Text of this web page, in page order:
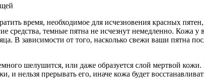
время, необходимое для исчезновения красных
средства, темные пятна не исчезнут немедленно. Кожа у
В зависимости от того, насколько свежи ваши пятна
шелушится, или даже образуется слой мертвой кожи.
и нельзя прерывать его, иначе кожа будет